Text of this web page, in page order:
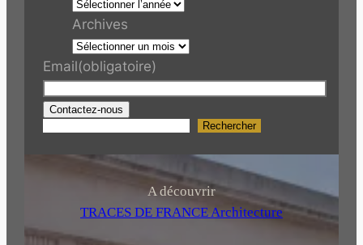
Archives
Email(obligatoire)
Contactez-nous
r
Rechercher
A découvrir
TRACES DE FRANCE Architecture